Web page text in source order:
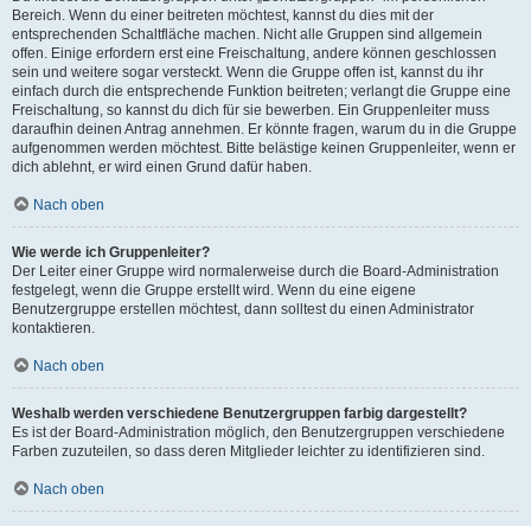
Bereich. Wenn du einer beitreten möchtest, kannst du dies mit der
entsprechenden Schaltfläche machen. Nicht alle Gruppen sind allgemein
offen. Einige erfordern erst eine Freischaltung, andere können geschlossen
sein und weitere sogar versteckt. Wenn die Gruppe offen ist, kannst du ihr
einfach durch die entsprechende Funktion beitreten; verlangt die Gruppe eine
Freischaltung, so kannst du dich für sie bewerben. Ein Gruppenleiter muss
daraufhin deinen Antrag annehmen. Er könnte fragen, warum du in die Gruppe
aufgenommen werden möchtest. Bitte belästige keinen Gruppenleiter, wenn er
dich ablehnt, er wird einen Grund dafür haben.
Nach oben
Wie werde ich Gruppenleiter?
Der Leiter einer Gruppe wird normalerweise durch die Board-Administration
festgelegt, wenn die Gruppe erstellt wird. Wenn du eine eigene
Benutzergruppe erstellen möchtest, dann solltest du einen Administrator
kontaktieren.
Nach oben
Weshalb werden verschiedene Benutzergruppen farbig dargestellt?
Es ist der Board-Administration möglich, den Benutzergruppen verschiedene
Farben zuzuteilen, so dass deren Mitglieder leichter zu identifizieren sind.
Nach oben